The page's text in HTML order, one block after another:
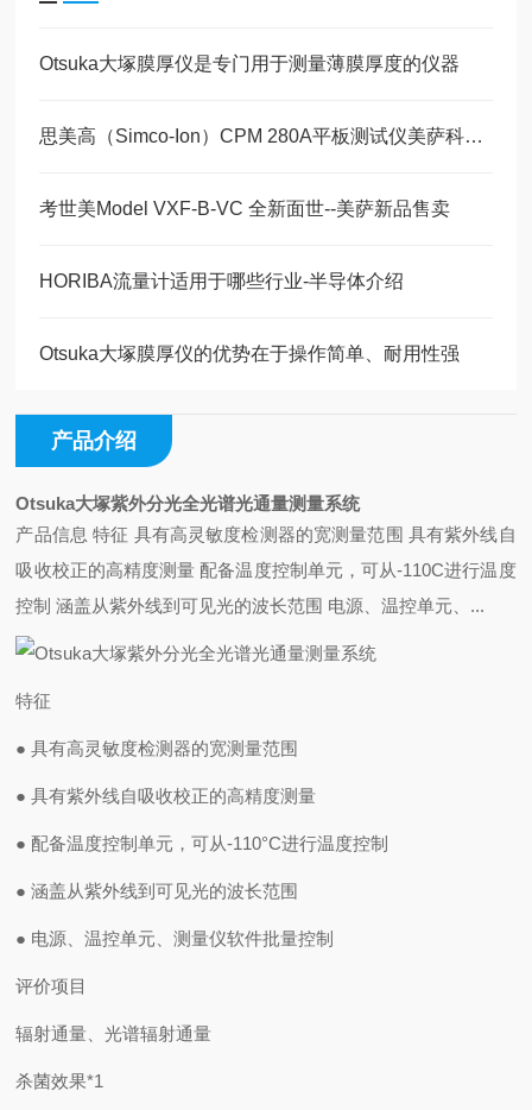
Otsuka大塚膜厚仪是专门用于测量薄膜厚度的仪器
思美高（Simco-Ion）CPM 280A平板测试仪美萨科技现货20台
考世美Model VXF-B-VC 全新面世--美萨新品售卖
HORIBA流量计适用于哪些行业-半导体介绍
Otsuka大塚膜厚仪的优势在于操作简单、耐用性强
产品介绍
Otsuka大塚紫外分光全光谱光通量测量系统
产品信息 特征 具有高灵敏度检测器的宽测量范围 具有紫外线自
吸收校正的高精度测量 配备温度控制单元，可从-110C进行温度
控制 涵盖从紫外线到可见光的波长范围 电源、温控单元、...
特征
● 具有高灵敏度检测器的宽测量范围
● 具有紫外线自吸收校正的高精度测量
● 配备温度控制单元，可从-110°C进行温度控制
● 涵盖从紫外线到可见光的波长范围
● 电源、温控单元、测量仪软件批量控制
评价项目
辐射通量、光谱辐射通量
杀菌效果*1